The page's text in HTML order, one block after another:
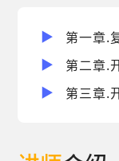
第一章.
第二章.
第三章.